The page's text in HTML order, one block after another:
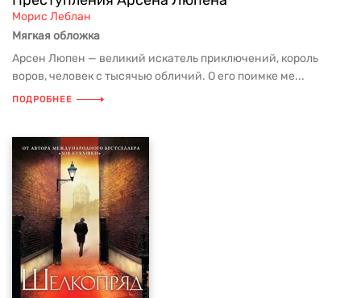
Морис Леблан
Мягкая обложка
Арсен Люпен — великий искатель приключений, король
воров, человек с тысячью обличий. О его поимке ме...
ПОДРОБНЕЕ